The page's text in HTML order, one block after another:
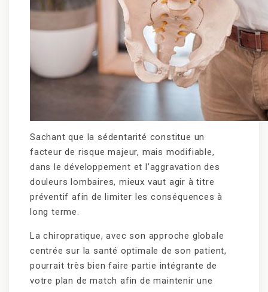
Sachant que la sédentarité constitue un
facteur de risque majeur, mais modifiable,
dans le développement et l’aggravation des
douleurs lombaires, mieux vaut agir à titre
préventif afin de limiter les conséquences à
long terme.
La chiropratique, avec son approche globale
centrée sur la santé optimale de son patient,
pourrait très bien faire partie intégrante de
votre plan de match afin de maintenir une